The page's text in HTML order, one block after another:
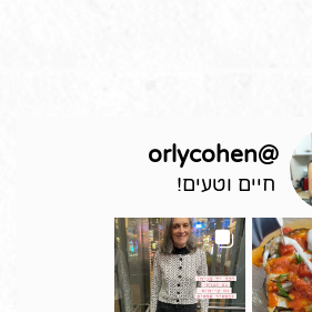
@
orlycohen
חיים וטעים!